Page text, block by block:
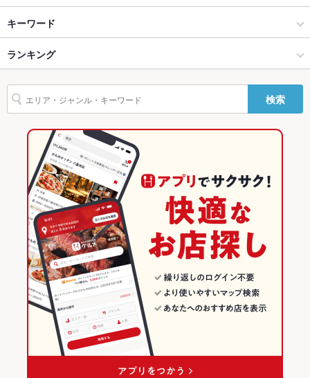
Wi-Fi なし
バリアフリ
ー
なし ：エレベーターなし。
その他設備 ご希望により手書きメッセージプレートをご用意★
その他
あり
食べ放題 あり ：ハイクオリティな食べ飲み放題をご用意♪
カクテル充実、焼酎充実、日本酒充実
お子様連れ お子様連れ歓迎 ：お子様連れも歓迎★
ウェディン
グパーティ
ー二次会
設備等に関してはお問い合わせください！
可
バースデープレート無料でプレゼントしております♪メッセー
大分市 × 居酒屋
大分市 × 創作
大分駅 × 居酒屋
大分駅 × 創作
韓国料理
韓国料理全般
大分市 × 韓国料理
大分市 × 韓国料理全般
大分駅 × 韓国料理
大分駅 × 韓国料理全般
中央町 × 居酒屋
中央町 × 創作
中央町 × 韓国料理
中央町 × 韓国料理全般
大分 × 居酒屋
大分 × 創作
大分 × 韓国料理
大分 × 韓国料理全般
大分駅
西大分駅
古国府駅
キーワード
からあげ
グラタン 鴨肉 パスタ ペペロンチーノ ケーキ
ランキング
大分のグルメランキング
大分の居酒屋ランキング
大分市のグルメランキング
大分市の居酒屋ランキング
中央町のグルメランキング
中央町の居酒屋ランキング
検索